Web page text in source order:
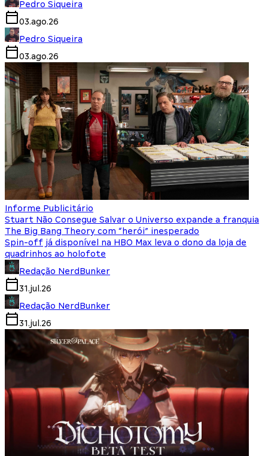
Pedro Siqueira
03.ago.26
Pedro Siqueira
03.ago.26
Informe Publicitário
Stuart Não Consegue Salvar o Universo expande a franquia
The Big Bang Theory com “herói” inesperado
Spin-off já disponível na HBO Max leva o dono da loja de
quadrinhos ao holofote
Redação NerdBunker
31.jul.26
Redação NerdBunker
31.jul.26